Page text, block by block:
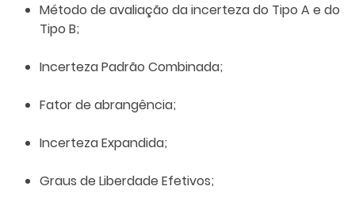
Método de avaliação da incerteza do Tipo A e do
Tipo B;
Incerteza Padrão Combinada;
Fator de abrangência;
Incerteza Expandida;
Graus de Liberdade Efetivos;